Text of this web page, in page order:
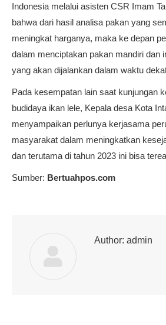
Indonesia melalui asisten CSR Imam
bahwa dari hasil analisa pakan yang
meningkat harganya, maka ke depan
dalam menciptakan pakan mandiri dan
yang akan dijalankan dalam waktu
Pada kesempatan lain saat kunjungan
budidaya ikan lele, Kepala desa Kota
menyampaikan perlunya kerjasama
masyarakat dalam meningkatkan
dan terutama di tahun 2023 ini bisa
Sumber: Bertuahpos.com
Author: admin